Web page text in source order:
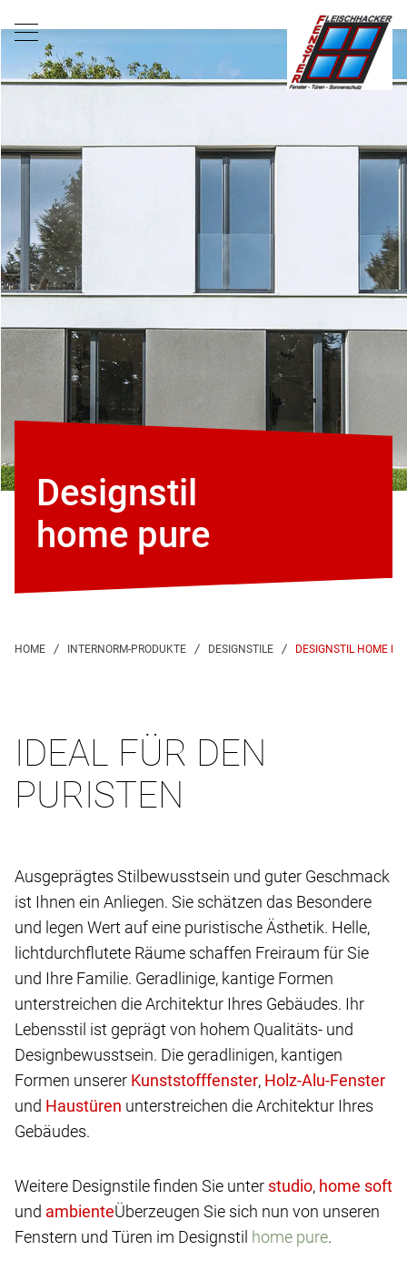
Designstil
home pure
DESIGNSTIL HOME
IDEAL FÜR DEN
PURISTEN
Ausgeprägtes Stilbewusstsein und guter Geschmack
ist Ihnen ein Anliegen. Sie schätzen das Besondere
und legen Wert auf eine puristische Ästhetik. Helle,
lichtdurchflutete Räume schaffen Freiraum für Sie
und Ihre Familie. Geradlinige, kantige Formen
unterstreichen die Architektur Ihres Gebäudes. Ihr
Lebensstil ist geprägt von hohem Qualitäts- und
Designbewusstsein. Die geradlinigen, kantigen
Formen unserer
,
und
unterstreichen die Architektur Ihres
Gebäudes.
Weitere Designstile finden Sie unter
,
und
Überzeugen Sie sich nun von unseren
Fenstern und Türen im Designstil home pure.